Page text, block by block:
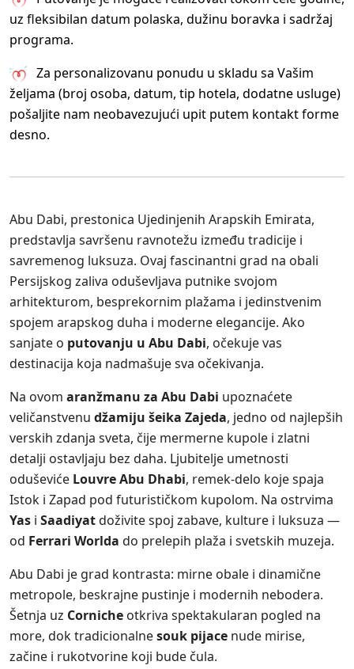
uz fleksibilan datum polaska, dužinu boravka i sadržaj
programa.
Za personalizovanu ponudu u skladu sa Vašim
željama (broj osoba, datum, tip hotela, dodatne usluge)
pošaljite nam neobavezujući upit putem kontakt forme
desno.
Abu Dabi, prestonica Ujedinjenih Arapskih Emirata,
predstavlja savršenu ravnotežu između tradicije i
savremenog luksuza. Ovaj fascinantni grad na obali
Persijskog zaliva oduševljava putnike svojom
arhitekturom, besprekornim plažama i jedinstvenim
spojem arapskog duha i moderne elegancije. Ako
sanjate o putovanju u Abu Dabi, očekuje vas
destinacija koja nadmašuje sva očekivanja.
Na ovom aranžmanu za Abu Dabi upoznaćete
veličanstvenu džamiju šeika Zajeda, jedno od najlepših
verskih zdanja sveta, čije mermerne kupole i zlatni
detalji ostavljaju bez daha. Ljubitelje umetnosti
oduševiće Louvre Abu Dhabi, remek-delo koje spaja
Istok i Zapad pod futurističkom kupolom. Na ostrvima
Yas i Saadiyatdoživite spoj zabave, kulture i luksuza —
od Ferrari Worlda do prelepih plaža i svetskih muzeja.
Abu Dabi je grad kontrasta: mirne obale i dinamične
metropole, beskrajne pustinje i modernih nebodera.
Šetnja uz Corniche otkriva spektakularan pogled na
more, dok tradicionalnesouk pijace nude mirise,
začine i rukotvorine koji bude čula.